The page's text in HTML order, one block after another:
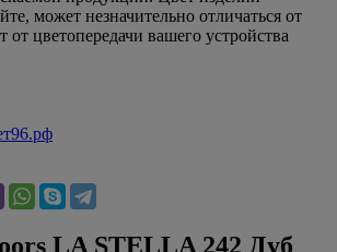
может незначительно отличаться от
от цветопередачи вашего устройства
LA STELLA 242 Дуб